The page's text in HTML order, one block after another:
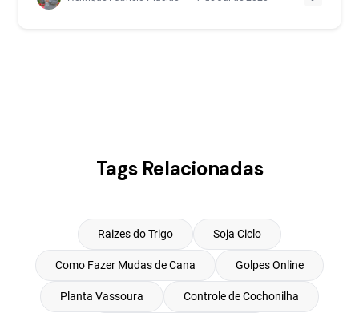
Tags Relacionadas
Raizes do Trigo Soja Ciclo
Como Fazer Mudas de Cana Golpes Online
Planta Vassoura Controle de Cochonilha